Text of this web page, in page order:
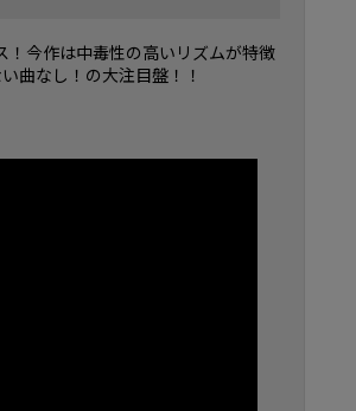
！今作は中毒性の高いリズムが特徴
曲なし！の大注目盤！！